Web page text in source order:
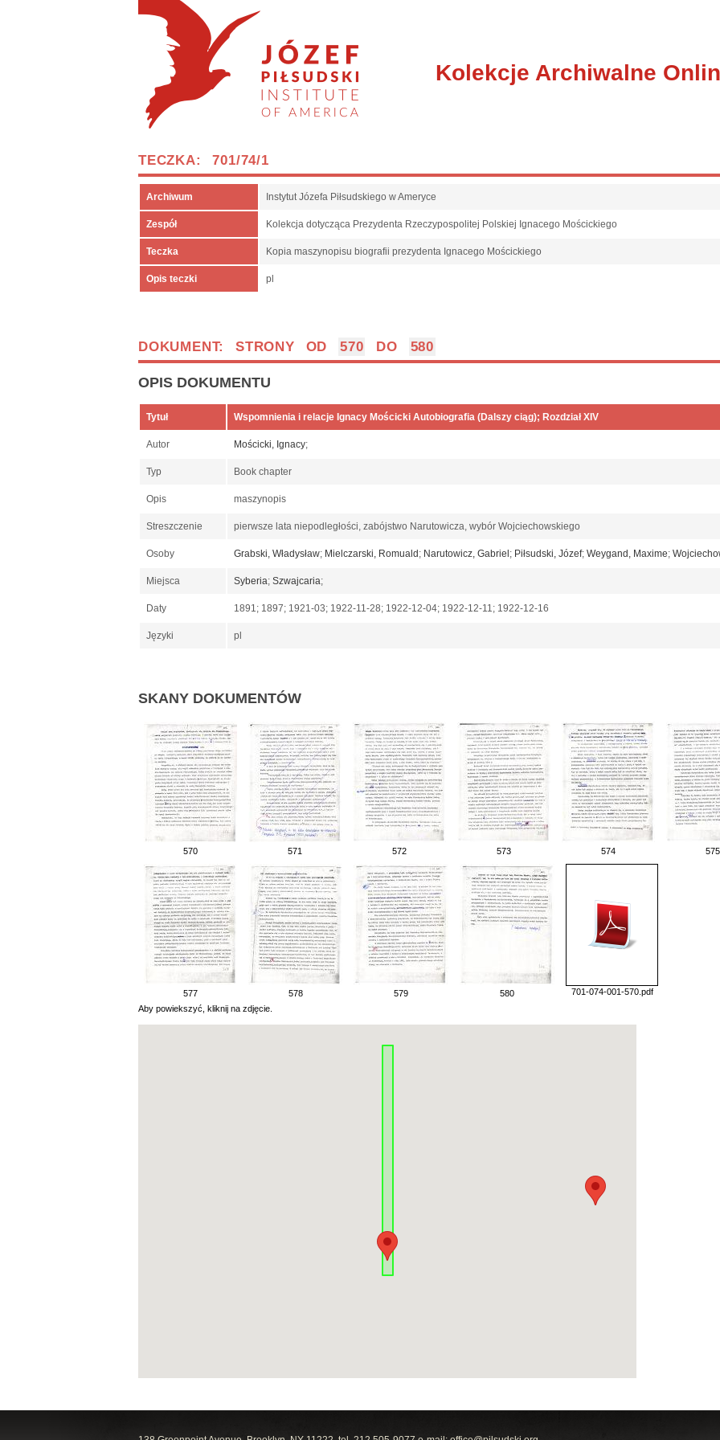
Kolekcje Archiwalne
TECZKA: 701/74/1
Archiwum Instytut Józefa Piłsudskiego w Ameryce
Zespół Kolekcja dotycząca Prezydenta Rzeczypospolitej Polskiej Ignacego Mościckiego
Teczka Kopia maszynopisu biografii prezydenta Ignacego Mościckiego
Opis teczki pl
DOKUMENT: STRONY OD 570 DO 580
OPIS DOKUMENTU
Tytuł Wspomnienia i relacje Ignacy Mościcki Autobiografia (Dalszy ciąg); Rozdział XIV
Autor Mościcki, Ignacy;
Typ Book chapter
Opis maszynopis
Streszczenie pierwsze lata niepodległości, zabójstwo Narutowicza, wybór Wojciechowskiego
Osoby Grabski, Władysław; Mielczarski, Romuald ; Narutowicz, Gabriel ; Piłsudski, Józef; Weygand, Maxime;
Miejsca Syberia; Szwajcaria;
Daty 1891; 1897; 1921-03; 1922-11-28; 1922-12-04; 1922-12-11; 1922-12-16
Języki pl
SKANY DOKUMENTÓW
570 571 572 573 574 575
577 578 579 580
701-074-001-570.pdf
Aby powiekszyć, kliknij na zdjęcie.